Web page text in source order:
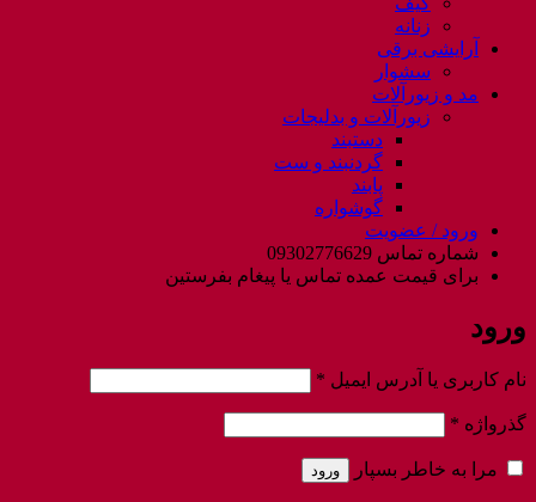
زنانه
آرایشی برقی
سشوار
مد و زیورآلات
زیورآلات و بدلیجات
دستبند
گردنبند و ست
پابند
گوشواره
ورود / عضویت
شماره تماس 09302776629
برای قیمت عمده تماس یا پیغام بفرستین
ورود
نام کاربری یا آدرس ایمیل *
گذرواژه *
مرا به خاطر بسپار ورود